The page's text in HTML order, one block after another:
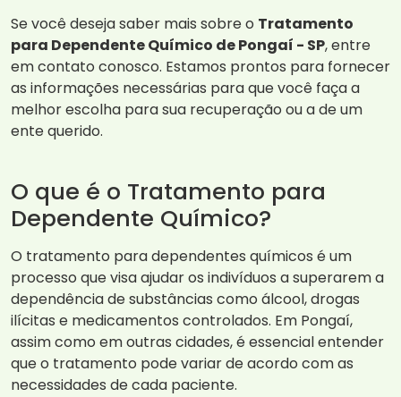
Se você deseja saber mais sobre o Tratamento
para Dependente Químico de Pongaí - SP, entre
em contato conosco. Estamos prontos para fornecer
as informações necessárias para que você faça a
melhor escolha para sua recuperação ou a de um
ente querido.
O que é o Tratamento para
Dependente Químico?
O tratamento para dependentes químicos é um
processo que visa ajudar os indivíduos a superarem a
dependência de substâncias como álcool, drogas
ilícitas e medicamentos controlados. Em Pongaí,
assim como em outras cidades, é essencial entender
que o tratamento pode variar de acordo com as
necessidades de cada paciente.